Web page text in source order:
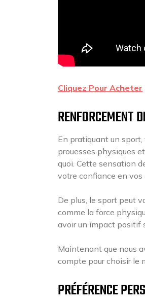
Cliquez Pour Acheter
RENFORCEMENT
En pratiquant un
prouesses physiques
quoi. Cette sensation
votre confiance en vos
De plus, le sport peut
comme la force
avoir un impact positif
Maintenant que nous
compte pour choisir le
PRÉFÉRENCE